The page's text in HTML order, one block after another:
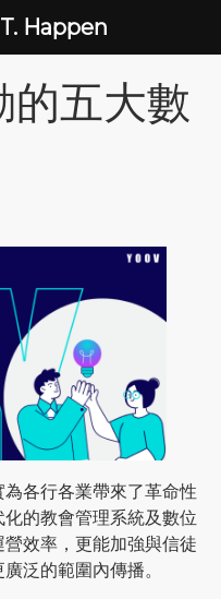
的五大數
各行各業帶來了革命性
的教會管理系統及數位
效率，更能加強與信徒
泛的範圍內傳播。
Happen